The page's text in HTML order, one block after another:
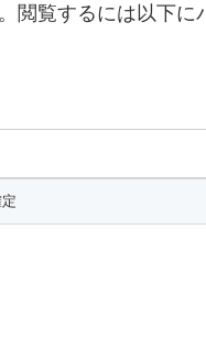
閲覧するには以下に